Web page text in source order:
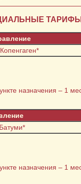
ТАРИФЫ
назначения – 1
назначения – 1